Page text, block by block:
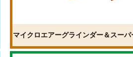
マイクロエアーグラインダー＆スー